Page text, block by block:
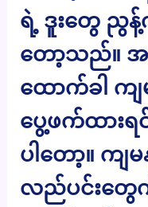
ရဲ့ ဒူးတွေ ညွ
တော့သည်။
ထောက်ခါ က
ပွေ့ဖက်ထားရ
ပါတော့။ ကျ
လည်ပင်းတွေကို